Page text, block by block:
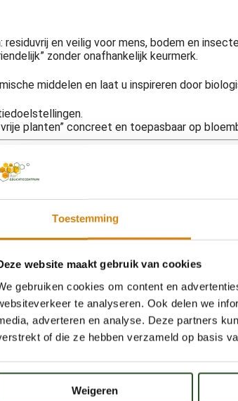
Toestemming
website maakt gebruik van cookies
gebruiken cookies om content en
te analyseren. Ook delen we
adverteren en analyse. Deze partners
of die ze hebben verzameld op basis
Weigeren
: residuvrij en veilig voor mens, bodem en
zonder onafhankelijk keurmerk.
middelen en laat u inspireren door
planten” concreet en toepasbaar op
beeld zien: de vervuiling van
chemisch belast.
optie die écht bijdraagt aan een
afkomstig zijn.
de oprichting in 2010 en voorzitter sinds
en houdt zich in haar vrije tijd bezig